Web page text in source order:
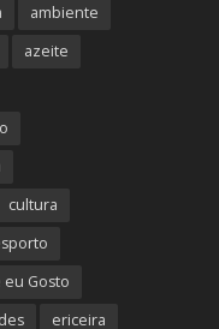
ambiente
azeite
cultura
eu Gosto
ericeira